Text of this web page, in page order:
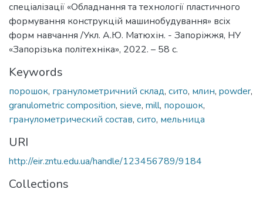
спеціалізації «Обладнання та технології пластичного
формування конструкцій машинобудування» всіх
форм навчання /Укл. А.Ю. Матюхін. - Запоріжжя, НУ
«Запорізька політехніка», 2022. – 58 с.
Keywords
порошок, гранулометричний склад, сито, млин, powder,
granulometric composition, sieve, mill, порошок,
гранулометрический состав, сито, мельница
URI
http://eir.zntu.edu.ua/handle/123456789/9184
Collections